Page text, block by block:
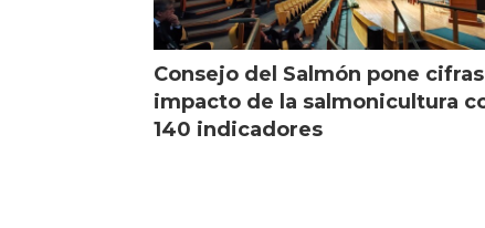
Consejo del Salmón pone cifras
impacto de la salmonicultura
140 indicadores